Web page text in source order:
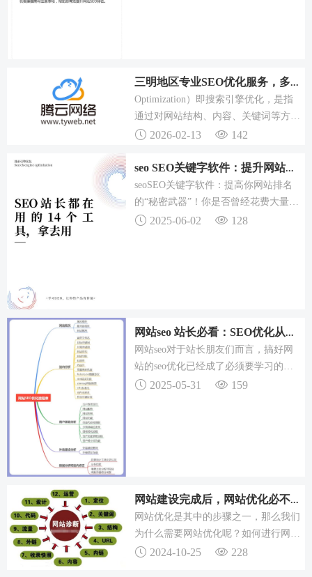
三明地区专业SEO优化服务，多方面提升网站排名与流量
Optimization）即搜索引擎优化，是指
通过对网站结构、内容、关键词等方面
的优化，提高网站在搜索引擎中的排
如果您需要三明SEO优化服务，欢迎联
系我们，我们将为您提供优质的服务和
专业的技术支持，让您的网站在搜索引
擎中排名靠前，获得更多的商机和客
2026-02-13 142
seo SEO关键字软件：提升网站排名、吸引流量的秘密武器
seoSEO关键字软件：提高你网站排名
的“秘密武器”！你是否曾经花费大量时
间为你的博客或网站写文章，却发现这
2025-06-02 128
网站seo 站长必看：SEO优化从入门到精通只需严守三要素
网站seo对于站长朋友们而言，搞好网
站的seo优化已经成了必须要学习的技
巧了，可是很多站长总认为seo优化的
2025-05-31 159
网站建设完成后，网站优化必不可少，你知道如何进行吗？
网站优化是其中的步骤之一，那么我们
为什么需要网站优化呢？如何进行网站
优化以及从哪里开始？网站优化可以有
2024-10-25 228